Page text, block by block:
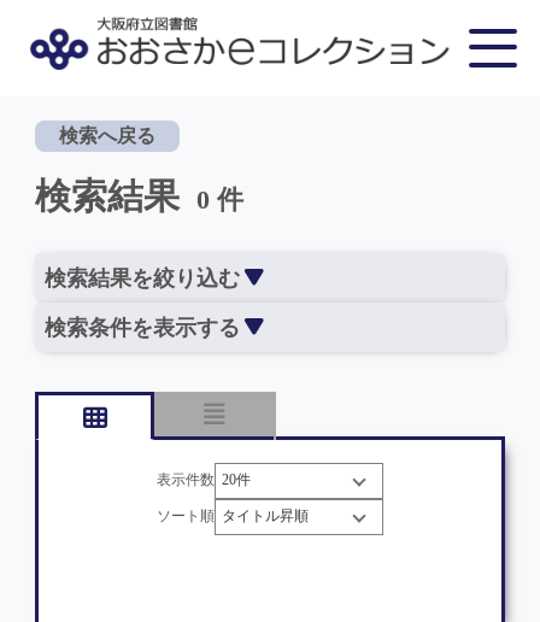
検索へ戻る
検索結果 0 件
検索結果を絞り込む
検索条件を表示する
表示件数
ソート順